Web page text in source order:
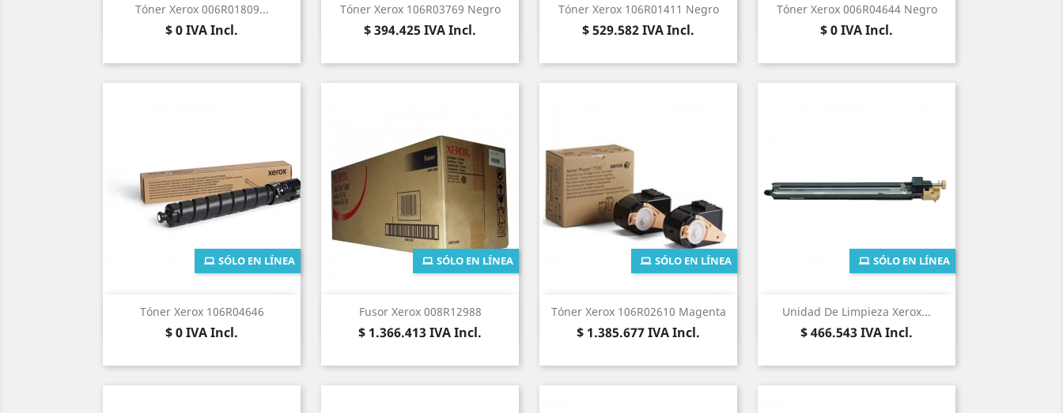
Tóner Xerox 006R01809...
Precio
$ 0IVA Incl.
Vista rápida Tóner Xerox 106R03769 Negro
Precio
$ 394.425IVA Incl.
Vista rápida Tóner Xerox 106R01411 Negro
Precio
$ 529.582IVA Incl.
Vista rápida Tóner Xerox 006R04644 Negro
Precio
$ 0IVA Incl.
Vista rápida
Tóner Xerox 106R04646
Precio
$ 0IVA Incl.
SÓLO EN LÍNEA
Vista rápida Fusor Xerox 008R12988
Precio
$ 1.366.413IVA Incl.
SÓLO EN LÍNEA
Vista rápida Tóner Xerox 106R02610 Magenta
Precio
$ 1.385.677IVA Incl.
SÓLO EN LÍNEA
Vista rápida Unidad De Limpieza Xerox...
Precio
$ 466.543IVA Incl.
SÓLO EN LÍNEA
Vista rápida